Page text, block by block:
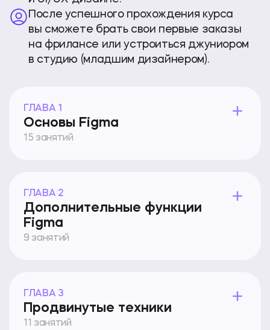
После успешного прохождения курса
вы сможете брать свои первые заказы
на фрилансе или устроиться джуниором
в студию (младшим дизайнером).
ГЛАВА 1
Основы Figma
15 занятий
ГЛАВА 2
Дополнительные функции
Figma
9 занятий
ГЛАВА 3
Продвинутые техники
11 занятий